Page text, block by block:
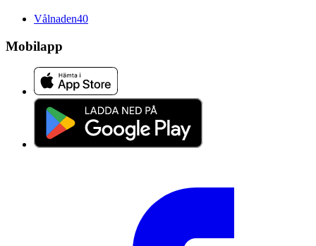
Vålnaden40
Mobilapp